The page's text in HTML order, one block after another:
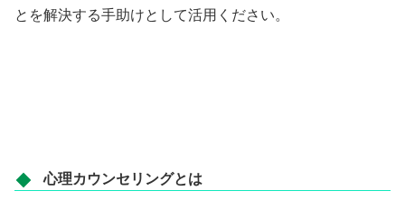
とを解決する手助けとして活用ください。
心理カウンセリングとは